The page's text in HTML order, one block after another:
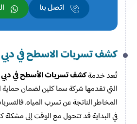
اتصل بنا
كشف تسربات الاسطح في دبي
تُعد خدمةكشف تسربات الأسطح في دبي
التي تقدمها شركة سما كلين لضمان حماية
المخاطر الناتجة عن تسرب المياه.
في البداية قد تتحول مع الوقت إلى مشكلة